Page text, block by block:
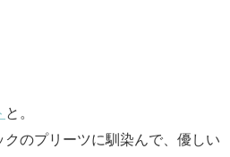
と。
のプリーツに馴染んで、優しい